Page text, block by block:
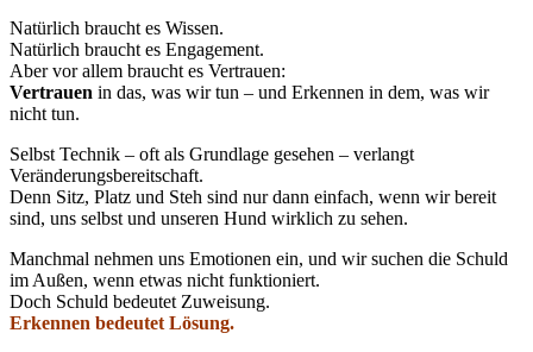
Natürlich braucht es Wissen.
Natürlich braucht es Engagement.
Aber vor allem braucht es Vertrauen:
Vertrauen in das, was wir tun – und Erkennen in dem, was wir
nicht tun.
Selbst Technik – oft als Grundlage gesehen – verlangt
Veränderungsbereitschaft.
Denn Sitz, Platz und Steh sind nur dann einfach, wenn wir bereit
sind, uns selbst und unseren Hund wirklich zu sehen.
Manchmal nehmen uns Emotionen ein, und wir suchen die Schuld
im Außen, wenn etwas nicht funktioniert.
Doch Schuld bedeutet Zuweisung.
Erkennen bedeutet Lösung.